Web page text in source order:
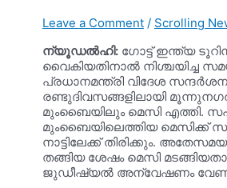
Leave a Comment / Scrolling
ന്യൂഡൽഹി: ഗോട്ട് ഇന്ത്യ
വൈകിയതിനാൽ നിശ്ചയിച്ച
പ്രധാനമന്ത്രി വിദേശ
രണ്ടുദിവസങ്ങളിലായി
മുംബൈയിലും മെസി എത്തി.
മുംബൈയിലെത്തിയ മെസിക്ക്
നാട്ടിലേക്ക് തിരിക്കും.
തങ്ങിയ ശേഷം മെസി
ജുഡീഷ‍്യൽ അന്വേഷണം